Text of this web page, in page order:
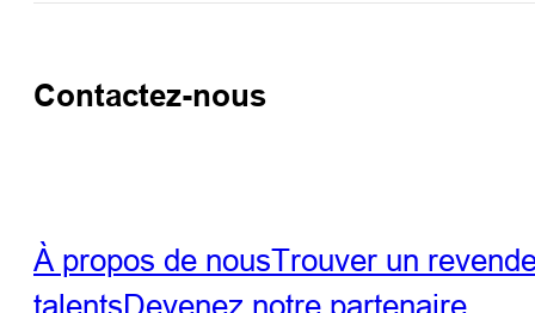
Contactez-nous
À propos de nousTrouver un
talentsDevenez notre partenaire